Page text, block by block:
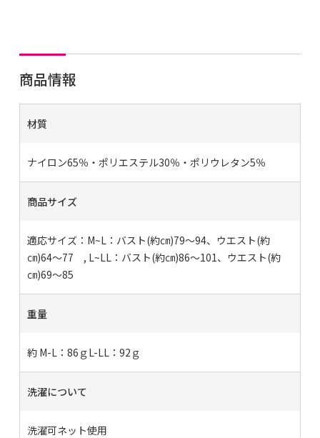
商品情報
材質
ナイロン65％・ポリエステル30％・ポリウレタン5％
商品サイズ
適応サイズ：M~L：バスト(約㎝)79～94、ウエスト(約
㎝)64～77 , L~LL：バスト(約㎝)86～101、ウエスト(約
㎝)69～85
重量
約 M-L：86ｇL-LL：92ｇ
洗濯について
洗濯可ネット使用